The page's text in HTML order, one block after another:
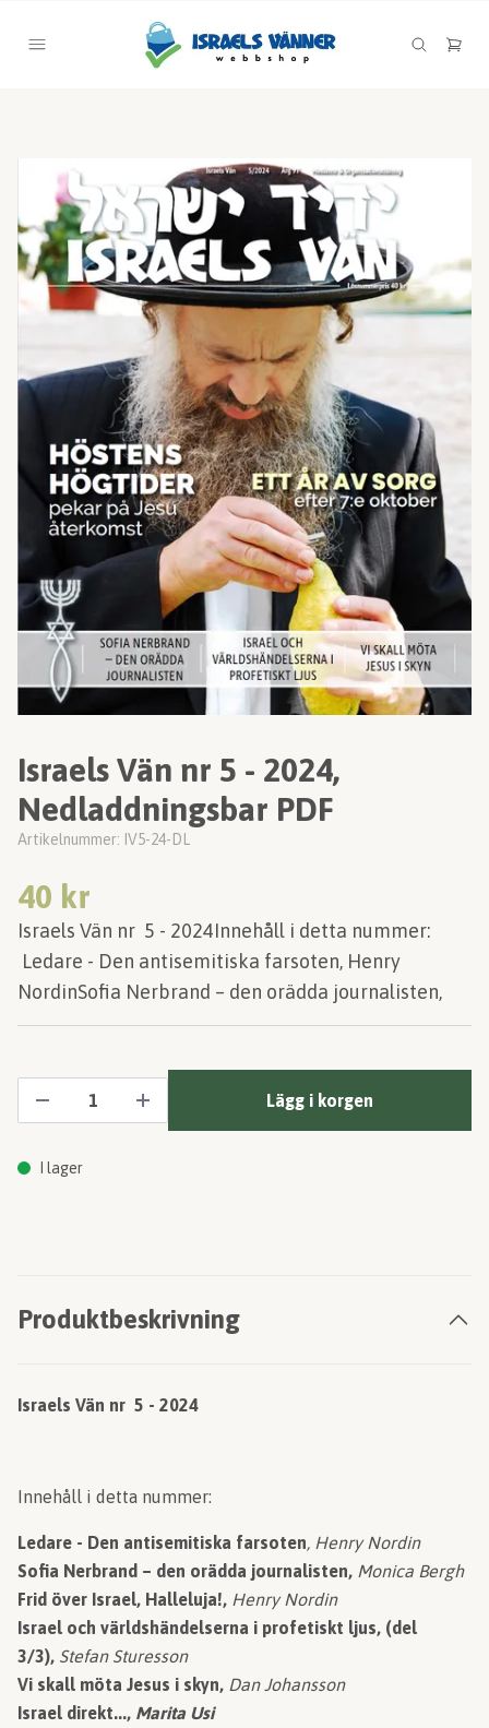
Israels Vän nr 5 - 2024,
Nedladdningsbar PDF
Artikelnummer: IV5-24-DL
40 kr
Israels Vän nr 5 - 2024Innehåll i detta nummer:
Ledare - Den antisemitiska farsoten, Henry
NordinSofia Nerbrand – den orädda journalisten,
Lägg i korgen
I lager
Produktbeskrivning
Israels Vän nr 5 - 2024
Innehåll i detta nummer:
Ledare - Den antisemitiska farsoten, Henry Nordin
Sofia Nerbrand – den orädda journalisten, Monica Bergh
Frid över Israel, Halleluja!, Henry Nordin
Israel och världshändelserna i profetiskt ljus, (del
3/3), Stefan Sturesson
Vi skall möta Jesus i skyn, Dan Johansson
Israel direkt..., Marita Usi